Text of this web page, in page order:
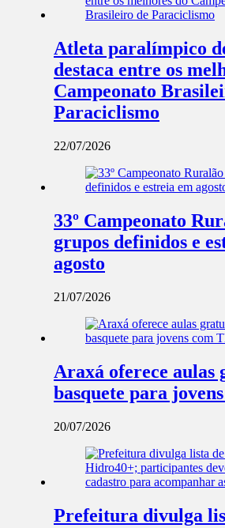
Atleta paralímpico
destaca entre os
Campeonato
Paraciclismo
22/07/2026
33º Campeonato
grupos definidos e
agosto
21/07/2026
Araxá oferece aulas
basquete para
20/07/2026
Prefeitura divulga